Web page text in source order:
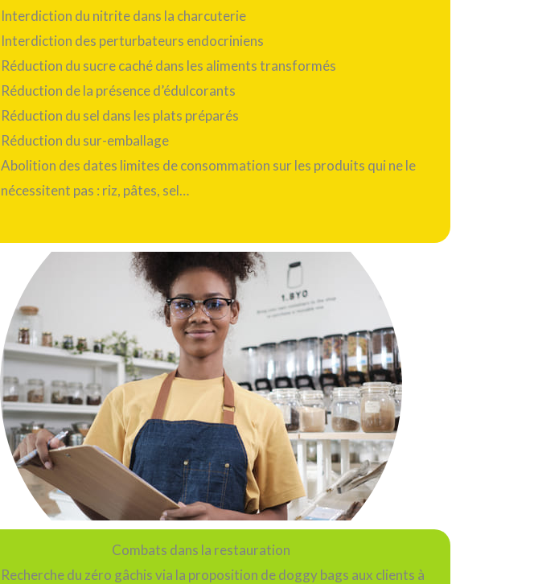
Interdiction du nitrite dans la charcuterie
Interdiction des perturbateurs endocriniens
Réduction du sucre caché dans les aliments transformés
Réduction de la présence d’édulcorants
Réduction du sel dans les plats préparés
Réduction du sur-emballage
Abolition des dates limites de consommation sur les produits qui ne le
nécessitent pas : riz, pâtes, sel…
Combats dans la restauration
Recherche du zéro gâchis via la proposition de doggy bags aux clients à